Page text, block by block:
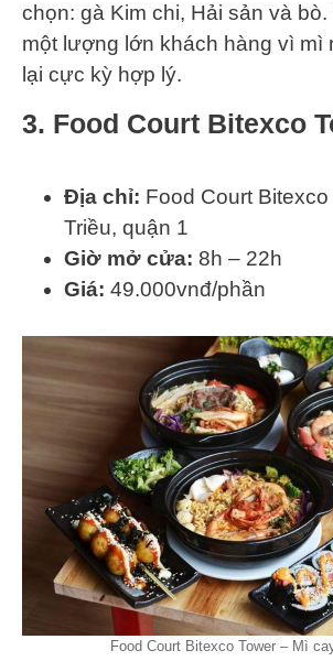
chọn: gà Kim chi, Hải sản và
một lượng lớn khách hàng vì mì
lại cực kỳ hợp lý.
3. Food Court Bitexco
Địa chỉ: Food Court Bitexco
Triều, quận 1
Giờ mở cửa: 8h – 22h
Giá: 49.000vnđ/phần
Food Court Bitexco Tower – Mì